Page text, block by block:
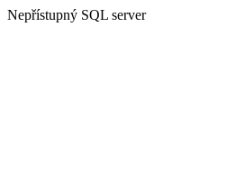
Nepřístupný SQL server